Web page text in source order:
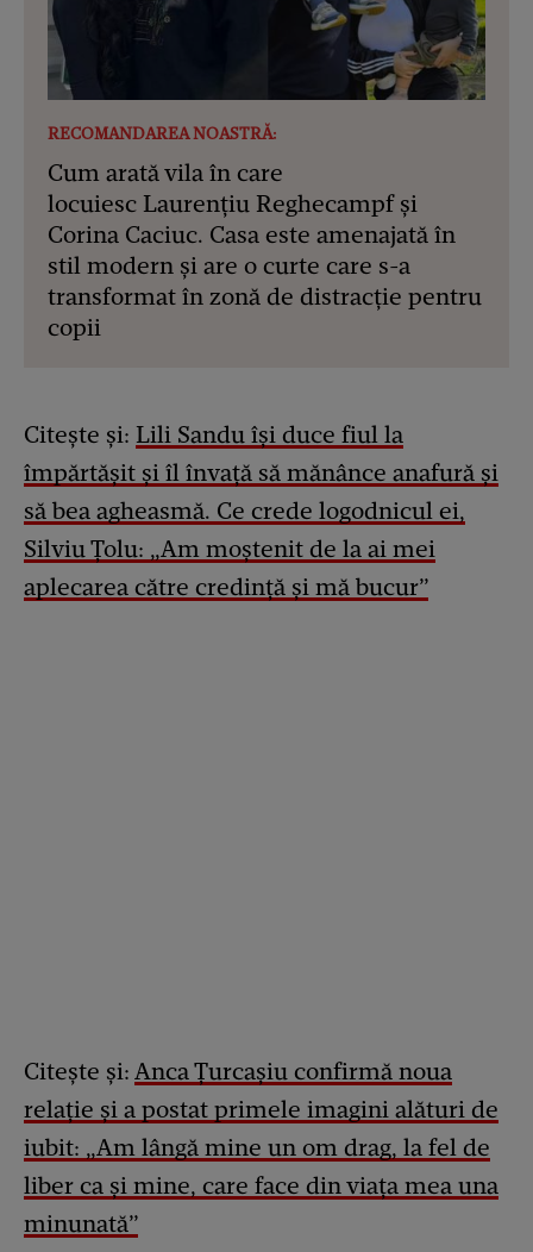
RECOMANDAREA NOASTRĂ:
Cum arată vila în care
locuiesc Laurențiu Reghecampf și
Corina Caciuc. Casa este amenajată în
stil modern și are o curte care s-a
transformat în zonă de distracție pentru
copii
Citește și: Lili Sandu își duce fiul la
împărtășit și îl învață să mănânce anafură și
să bea agheasmă. Ce crede logodnicul ei,
Silviu Țolu: „Am moștenit de la ai mei
aplecarea către credință și mă bucur”
Citește și: Anca Țurcașiu confirmă noua
relație și a postat primele imagini alături de
iubit: „Am lângă mine un om drag, la fel de
liber ca și mine, care face din viața mea una
minunată”